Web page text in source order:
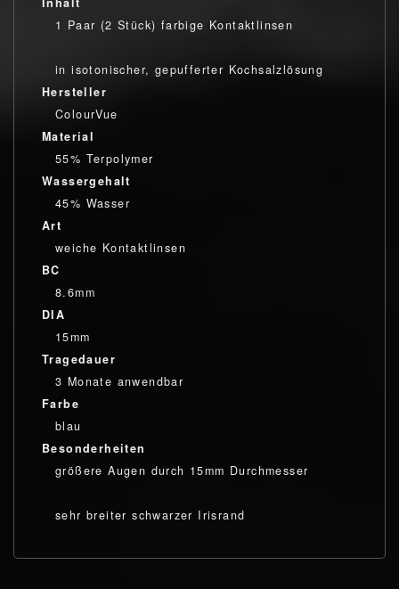
1 Paar (2 Stück) farbige Kontaktlinsen
in isotonischer, gepufferter Kochsalzlösung
Hersteller
ColourVue
Material
55% Terpolymer
Wassergehalt
45% Wasser
Art
weiche Kontaktlinsen
BC
8.6mm
DIA
15mm
Tragedauer
3 Monate anwendbar
Farbe
blau
Besonderheiten
größere Augen durch 15mm Durchmesser
sehr breiter schwarzer Irisrand